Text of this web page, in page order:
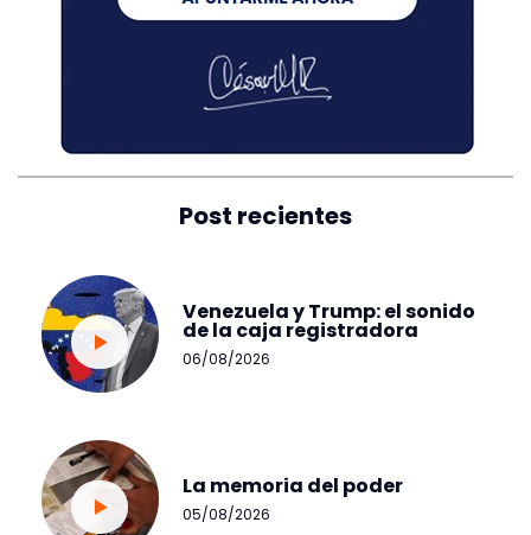
Post recientes
Venezuela y Trump: el sonido
de la caja registradora
06/08/2026
La memoria del poder
05/08/2026